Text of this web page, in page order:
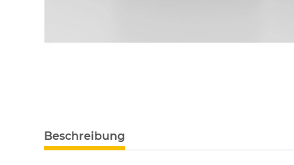
Beschreibung